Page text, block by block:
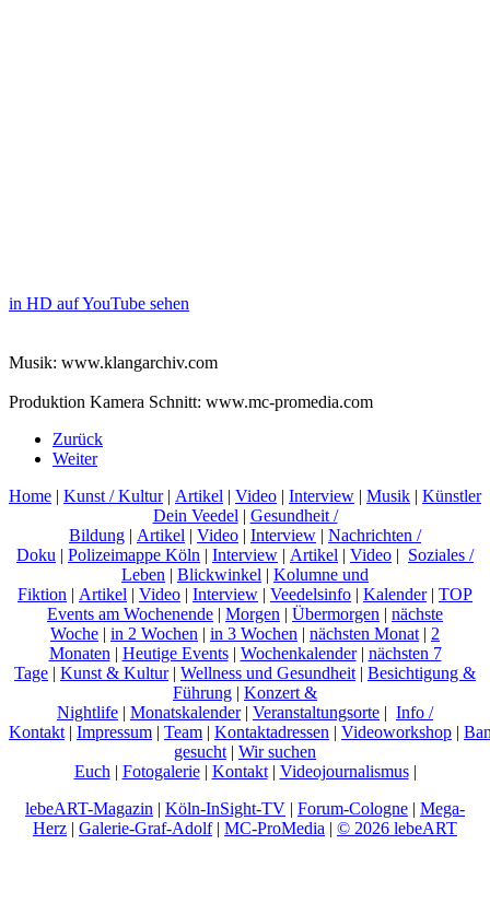
in HD auf YouTube sehen
Musik: www.klangarchiv.com
Produktion Kamera Schnitt: www.mc-promedia.com
Zurück
Weiter
Home | Kunst / Kultur| Artikel | Video | Interview | Musik | Künstler
Dein Veedel | Gesundheit /
Bildung | Artikel | Video | Interview | Nachrichten /
Doku | Polizeimappe Köln | Interview | Artikel | Video | Soziales /
Leben | Blickwinkel | Kolumne und
Fiktion | Artikel | Video | Interview | Veedelsinfo | Kalender| TOP
Events am Wochenende | Morgen | Übermorgen | nächste
Woche | in 2 Wochen | in 3 Wochen | nächsten Monat | 2
Monaten | Heutige Events| Wochenkalender| nächsten 7
Tage | Kunst & Kultur| Wellness und Gesundheit | Besichtigung &
Führung | Konzert &
Nightlife | Monatskalender| Veranstaltungsorte | Info /
Kontakt | Impressum | Team | Kontaktadressen | Videoworkshop |
gesucht | Wir suchen
Euch | Fotogalerie| Kontakt| Videojournalismus|
lebeART-Magazin | Köln-InSight-TV | Forum-Cologne | Mega-
Herz | Galerie-Graf-Adolf| MC-ProMedia | © 2026 lebeART